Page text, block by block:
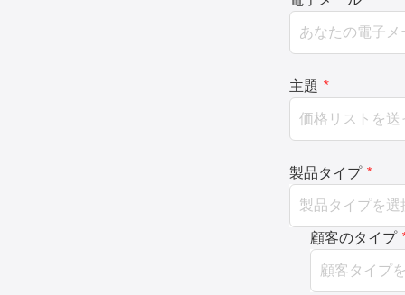
主題 *
製品タイプ *
顧客のタイプ